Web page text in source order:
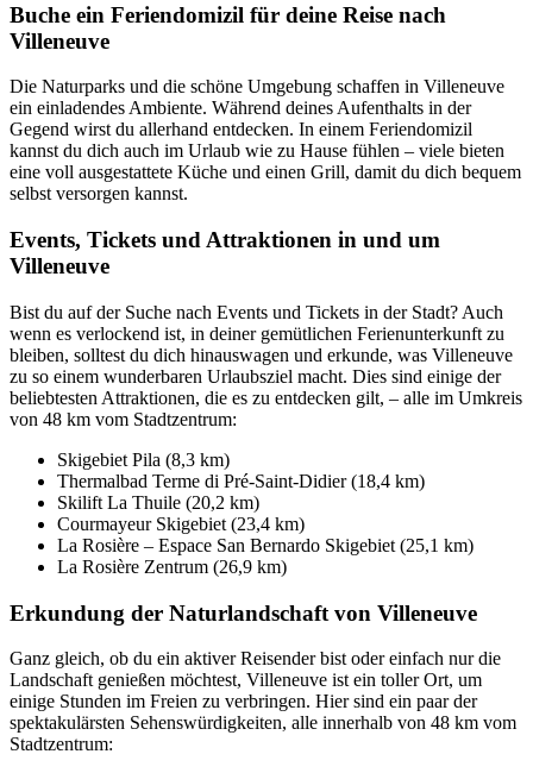
Buche ein Feriendomizil für deine Reise nach
Villeneuve
Die Naturparks und die schöne Umgebung schaffen in Villeneuve
ein einladendes Ambiente. Während deines Aufenthalts in der
Gegend wirst du allerhand entdecken. In einem Feriendomizil
kannst du dich auch im Urlaub wie zu Hause fühlen – viele bieten
eine voll ausgestattete Küche und einen Grill, damit du dich bequem
selbst versorgen kannst.
Events, Tickets und Attraktionen in und um
Villeneuve
Bist du auf der Suche nach Events und Tickets in der Stadt? Auch
wenn es verlockend ist, in deiner gemütlichen Ferienunterkunft zu
bleiben, solltest du dich hinauswagen und erkunde, was Villeneuve
zu so einem wunderbaren Urlaubsziel macht. Dies sind einige der
beliebtesten Attraktionen, die es zu entdecken gilt, – alle im Umkreis
von 48 km vom Stadtzentrum:
Skigebiet Pila (8,3 km)
Thermalbad Terme di Pré-Saint-Didier (18,4 km)
Skilift La Thuile (20,2 km)
Courmayeur Skigebiet (23,4 km)
La Rosière – Espace San Bernardo Skigebiet (25,1 km)
La Rosière Zentrum (26,9 km)
Erkundung der Naturlandschaft von Villeneuve
Ganz gleich, ob du ein aktiver Reisender bist oder einfach nur die
Landschaft genießen möchtest, Villeneuve ist ein toller Ort, um
einige Stunden im Freien zu verbringen. Hier sind ein paar der
spektakulärsten Sehenswürdigkeiten, alle innerhalb von 48 km vom
Stadtzentrum: